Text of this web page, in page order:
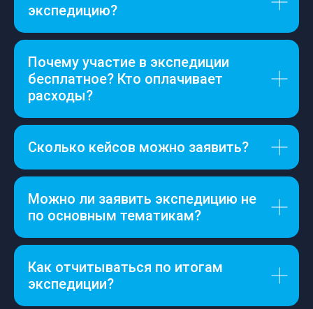
экспедицию?
Почему участие в экспедиции
бесплатное? Кто оплачивает
расходы?
Сколько кейсов можно заявить?
Можно ли заявить экспедицию не
по основным тематикам?
Как отчитываться по итогам
экспедиции?